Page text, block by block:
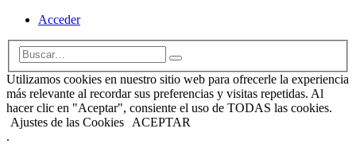
Acceder
Utilizamos cookies en nuestro sitio web para ofrecerle la experiencia
más relevante al recordar sus preferencias y visitas repetidas. Al
hacer clic en "Aceptar", consiente el uso de TODAS las cookies.
Ajustes de las Cookies
ACEPTAR
.